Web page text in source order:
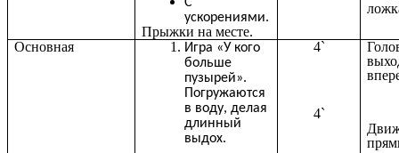
С
ускорениями.
Прыжки на месте.
Основная
Игра «У кого
больше
пузырей».
Погружаются
в воду, делая
длинный
выдох.
4`
4`